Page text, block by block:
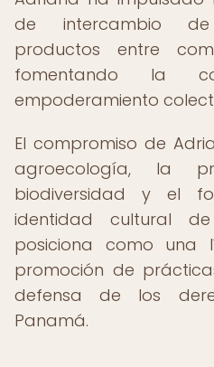
de intercambio
productos entre
fomentando la
empoderamiento
El compromiso de
agroecología, la
biodiversidad y el
identidad cultural
posiciona como una
promoción de
defensa de los
Panamá.